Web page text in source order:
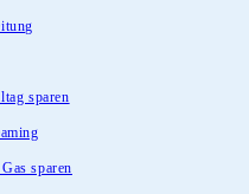
sparen
sparen